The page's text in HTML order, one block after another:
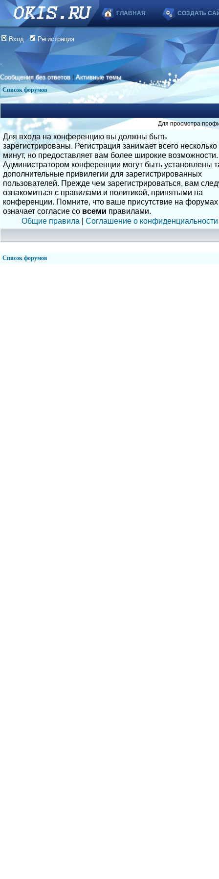
ГЛАВНАЯ СОЗДАТЬ
Вход Регистрация
Сообщения без ответов |Активные темы
Список форумов
Для просмотра
Для входа на конференцию вы должны быть
зарегистрированы. Регистрация занимает всего несколько
минут, но предоставляет вам более широкие возможности.
Администратором конференции могут быть установлены
дополнительные привилегии для зарегистрированных
пользователей. Прежде чем зарегистрироваться, вам
ознакомиться с правилами и политикой, принятыми на
конференции. Помните, что ваше присутствие на форумах
означает согласие со всеми правилами.
Общие правила | Соглашение о конфиденциальности
Список форумов